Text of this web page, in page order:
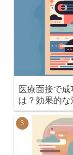
医療面接で
は？効果的な